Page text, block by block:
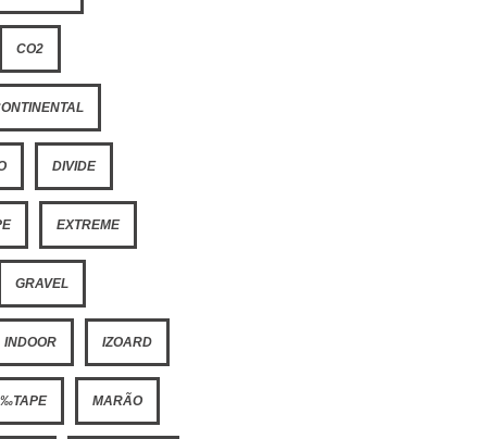
CO2
DIVIDE
EXTREME
GRAVEL
INDOOR IZOARD
MARÃO